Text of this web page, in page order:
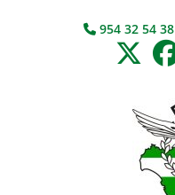
954 32 54 38